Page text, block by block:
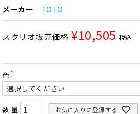
メーカー
TOTO
スクリオ販売価格 ¥10,505 税込
色
(
必
須
)
お気に入りに登録する